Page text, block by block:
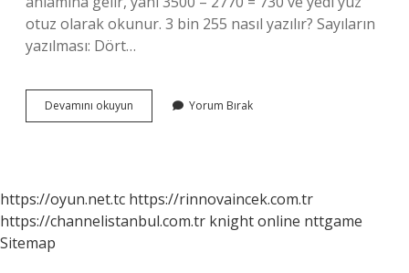
otuz olarak okunur. 3 bin 255 nasıl yazılır? Sayıların
yazılması: Dört…
Devamını okuyun
Bin
Yorum Bırak
https://oyun.net.tc https://rinnovaincek.com.tr
https://channelistanbul.com.tr knight online nttgame
Sitemap